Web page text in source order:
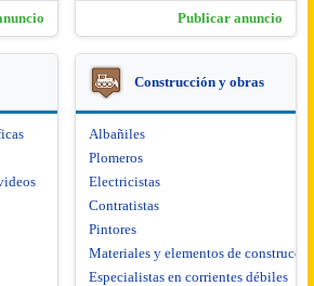
Publicar anuncio
Construcción y obras
Albañiles
Plomeros
Electricistas
Contratistas
Pintores
Materiales y elementos de construcción
Especialistas en corrientes débiles